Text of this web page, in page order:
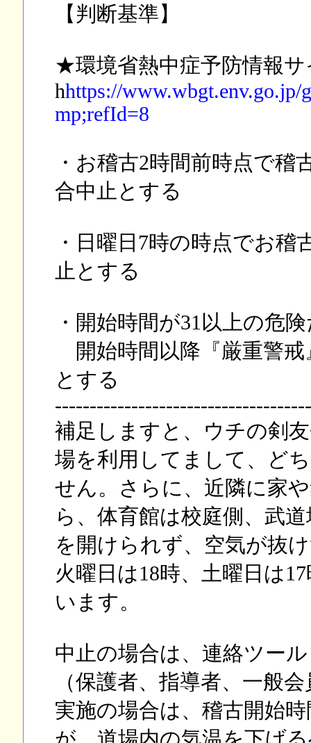
【判断基準】
★環境省熱中症予防情報
hhttps://www.wbgt.env.go.jp/
mp;refId=8
・お稽古2時間前時点で稽
合中止とする
・日曜日7時の時点でお稽
止とする
・開始時間が31以上の危
開始時間以降『厳重警戒
とする
補足しますと、ウチの剣
場を利用してまして、ど
せん。さらに、近隣に家
ら、体育館は校庭側、武
を開けられず、空気が抜
火曜日は18時、土曜日は
います。
中止の場合は、連絡ツー
（保護者、指導者、一般
実施の場合は、稽古開始